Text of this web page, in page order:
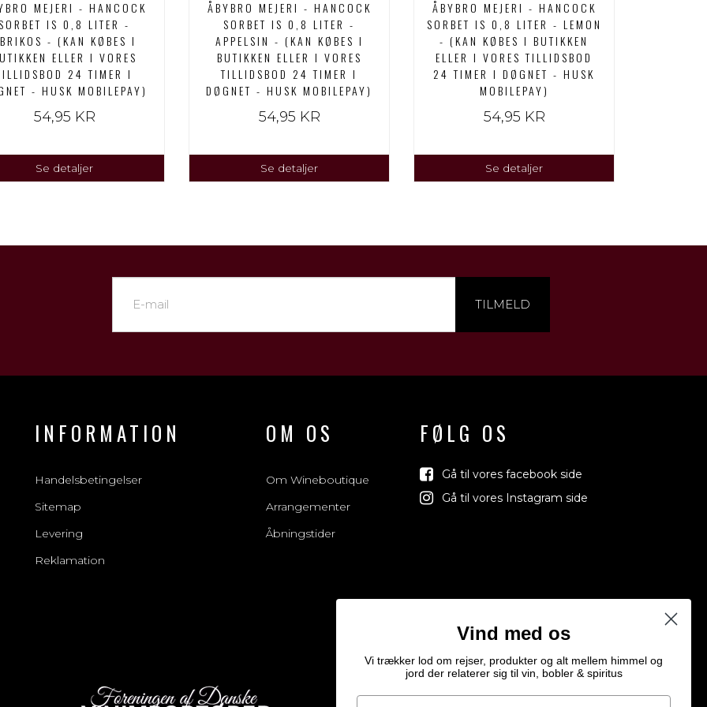
MEJERI - HANCOCK
IS 0,8 LITER -
- (KAN KØBES I
ELLER I VORES
24 TIMER I
- HUSK MOBILEPAY)
54,95 KR
Se detaljer
ÅBYBRO MEJERI - HANCOCK
SORBET IS 0,8 LITER -
APPELSIN - (KAN KØBES I
BUTIKKEN ELLER I VORES
TILLIDSBOD 24 TIMER I
DØGNET - HUSK MOBILEPAY)
54,95 KR
Se detaljer
ÅBYBRO MEJERI - HANCOCK
SORBET IS 0,8 LITER - LEMON
- (KAN KØBES I BUTIKKEN
ELLER I VORES TILLIDSBOD
24 TIMER I DØGNET - HUSK
MOBILEPAY)
54,95 KR
Se detaljer
TILMELD
INFORMATION
Handelsbetingelser
Sitemap
Levering
Reklamation
OM OS
Om Wineboutique
Arrangementer
Åbningstider
FØLG OS
Gå til vores facebook side
Gå til vores Instagram side
Vind med os
Vi trækker lod om rejser, produkter og alt mellem himmel og
jord der relaterer sig til vin, bobler & spiritus